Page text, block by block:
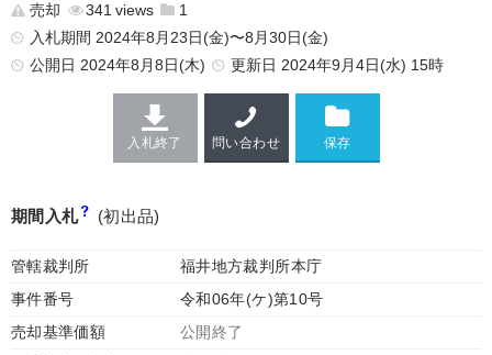
売却 341
1
入札期間 2024年8月23日(金)〜8月30日(金)
公開日 2024年8月8日(木) 更新日 2024年9月4日(水) 15時
入札終了 問い合わせ
期間入札 (初出品)
管轄裁判所
福井地方裁判所本庁
事件番号
令和06年(ケ)第10号
売却基準価額
公開終了